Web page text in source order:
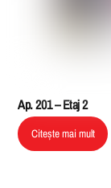
Ap. 201 – Etaj 2
Citește mai mult